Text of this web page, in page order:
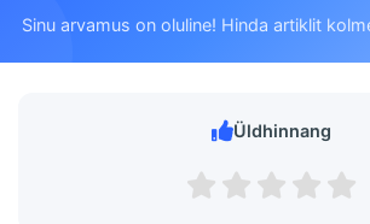
Sinu arvamus on oluline! Hinda artiklit
Üldhinnang